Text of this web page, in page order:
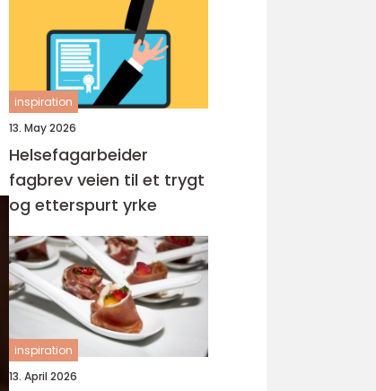
inspiration
13. May 2026
Helsefagarbeider
fagbrev veien til et trygt
og etterspurt yrke
inspiration
13. April 2026